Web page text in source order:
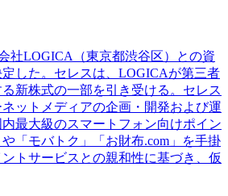
社LOGICA（東京都渋谷区）との資
した。セレスは、LOGICAが第三者
新株式の一部を引き受ける。セレス
ットメディアの企画・開発および運
最大級のスマートフォン向けポイン
「モバトク」「お財布.com」を手掛
トサービスとの親和性に基づき、仮